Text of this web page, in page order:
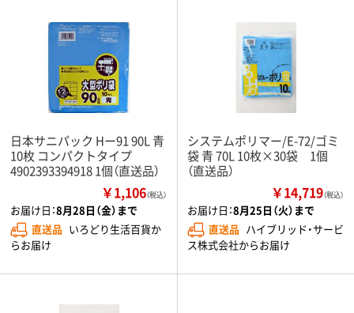
日本サニパック Hー91 90L 青
10枚 コンパクトタイプ
4902393394918 1個（直送品）
￥1,106（税込）
お届け日：8月28日（金）まで
直送品 いろどり生活百貨か
らお届け
システムポリマー/E-72/ゴミ
袋 青 70L 10枚×30袋 1個
（直送品）
￥14,719（税込）
お届け日：8月25日（火）まで
直送品 ハイブリッド・サービ
ス株式会社からお届け